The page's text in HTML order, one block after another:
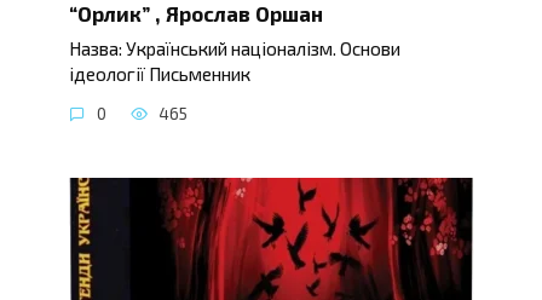
“Орлик” , Ярослав Оршан
Назва: Український націоналізм. Основи
ідеології Письменник
0 465